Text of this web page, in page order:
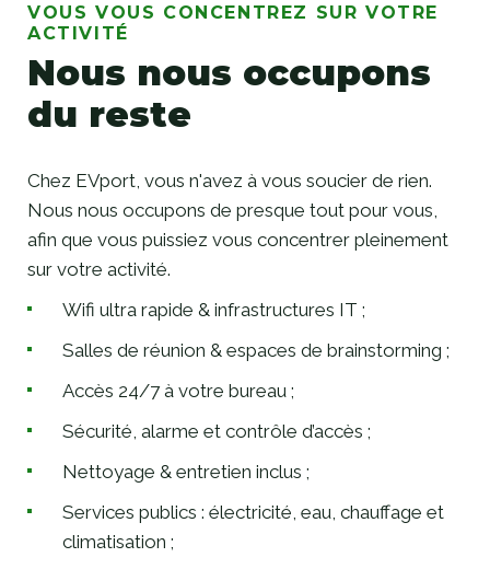
VOUS VOUS CONCENTREZ SUR VOTRE
ACTIVITÉ
Nous nous occupons
du reste
Chez EVport, vous n'avez à vous soucier de rien.
Nous nous occupons de presque tout pour vous,
afin que vous puissiez vous concentrer pleinement
sur votre activité.
Wifi ultra rapide & infrastructures IT ;
Salles de réunion & espaces de brainstorming ;
Accès 24/7 à votre bureau ;
Sécurité, alarme et contrôle d’accès ;
Nettoyage & entretien inclus ;
Services publics : électricité, eau, chauffage et
climatisation ;